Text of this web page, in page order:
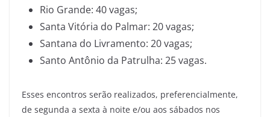
Rio Grande: 40 vagas;
Santa Vitória do Palmar: 20 vagas;
Santana do Livramento: 20 vagas;
Santo Antônio da Patrulha: 25 vagas.
Esses encontros serão realizados, preferencialmente,
de segunda a sexta à noite e/ou aos sábados nos